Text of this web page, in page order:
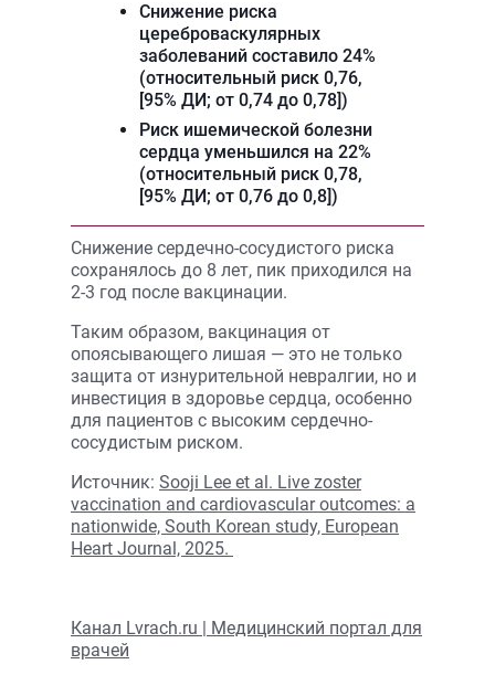
Снижение риска
цереброваскулярных
заболеваний составило 24%
(относительный риск 0,76,
[95% ДИ; от 0,74 до 0,78])
Риск ишемической болезни
сердца уменьшился на 22%
(относительный риск 0,78,
[95% ДИ; от 0,76 до 0,8])
Снижение сердечно-сосудистого риска
сохранялось до 8 лет, пик приходился на
2-3 год после вакцинации.
Таким образом, вакцинация от
опоясывающего лишая — это не только
защита от изнурительной невралгии, но и
инвестиция в здоровье сердца, особенно
для пациентов с высоким сердечно-
сосудистым риском.
Источник: Sooji Lee et al. Live zoster
vaccination and cardiovascular outcomes: a
nationwide, South Korean study, European
Heart Journal, 2025.
Канал Lvrach.ru | Медицинский портал для
врачей